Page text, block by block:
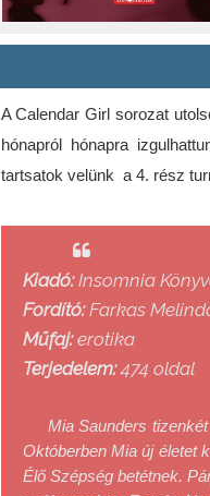
A Calendar Girl sorozat
hónapról hónapra
tartsatok velünk  a 4. rész
Kiadó:Insomnia
Fordító:Farkas
Műfaj:erotika
Terjedelem:474 oldal
Mia Saunders
Októberben Mia új életet
Élő Szépség betétnek.